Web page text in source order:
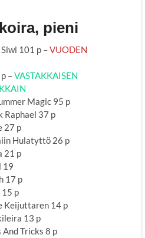
pieni
101 p –VUODEN
–VASTAKKAISEN
Magic 95 p
Raphael 37 p
27 p
Hulatyttö 26 p
21 p
19
17 p
p
Keijuttaren 14 p
13 p
And Tricks 8 p